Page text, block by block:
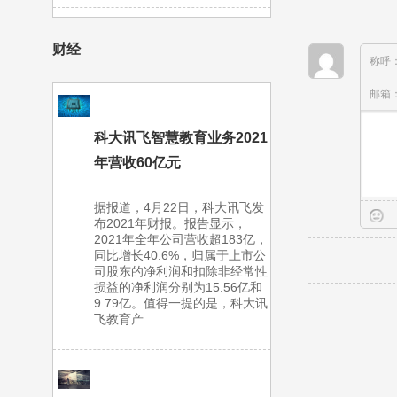
财经
科大讯飞智慧教育业务2021
年营收60亿元
据报道，4月22日，科大讯飞发
布2021年财报。报告显示，
2021年全年公司营收超183亿，
同比增长40.6%，归属于上市公
司股东的净利润和扣除非经常性
损益的净利润分别为15.56亿和
9.79亿。值得一提的是，科大讯
飞教育产...
称呼
邮箱